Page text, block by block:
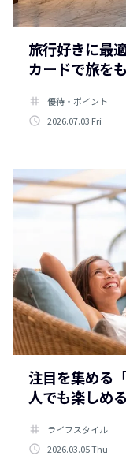
旅行好きに最
カードで旅を
tag
優待・ポイント
access_time 2026.07.03 Fri
注目を集める
人でも楽しめ
tag
ライフスタイル
access_time 2026.03.05 Thu